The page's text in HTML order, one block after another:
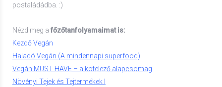
postaládádba. :)
Nézd meg a főzőtanfolyamaimat is:
Kezdő Vegán
Haladó Vegán (A mindennapi superfood)
Vegán MUST HAVE – a kötelező alapcsomag
Növényi Tejek és Tejtermékek I